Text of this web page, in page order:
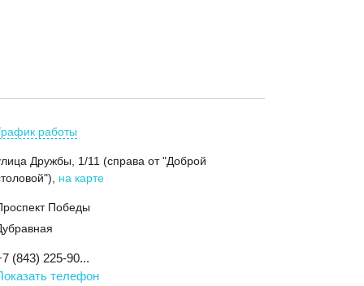
работы
Дружбы, 1/11 (справа от "Доброй
на карте
Победы
(843) 225-90...
телефон